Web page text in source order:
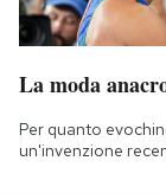
La moda
Per quanto
un'invenzione